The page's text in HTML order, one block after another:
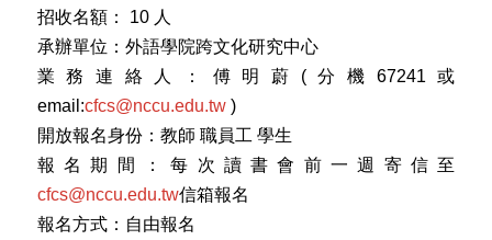
招收名額： 10 人
承辦單位：外語學院跨文化研究中心
業務連絡人：傅明蔚(分機67241或
email:cfcs@nccu.edu.tw)
開放報名身份：教師 職員工 學生
報名期間：每次讀書會前一週寄信至
cfcs@nccu.edu.tw信箱報名
報名方式：自由報名